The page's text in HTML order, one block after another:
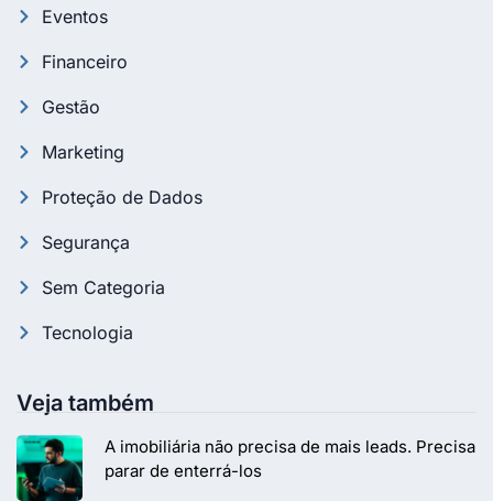
Eventos
Financeiro
Gestão
Marketing
Proteção de Dados
Segurança
Sem Categoria
Tecnologia
Veja também
A imobiliária não precisa de mais leads. Precisa
parar de enterrá-los